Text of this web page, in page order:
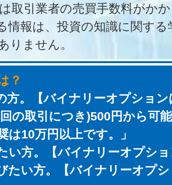
取引業者の売買手数料がかか
情報は、投資の知識に関す
りません。
？
方。【バイナリーオプション
回の取引につき)500円から
は10万円以上です。」
い方。
【バイナリーオプショ
たい方。
【バイナリーオプ